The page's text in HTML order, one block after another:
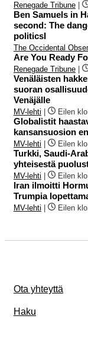
Renegade Tribune
Ben Samuels in
second: The
politicsI
The Occidental
Are You Ready
Renegade Tribune
Venäläisten
suoran
Venäjälle
MV-lehti Eilen
Globalistit
kansansuosion
MV-lehti Eilen
Turkki, Saudi-
yhteisestä
MV-lehti Eilen
Iran ilmoitti
Trumpia
MV-lehti Eilen
Ota yhteyttä
Haku